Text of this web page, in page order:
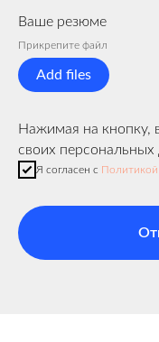
Ваше резюме
Прикрепите файл
Add files
Нажимая на кнопку,
своих
Я согласен с